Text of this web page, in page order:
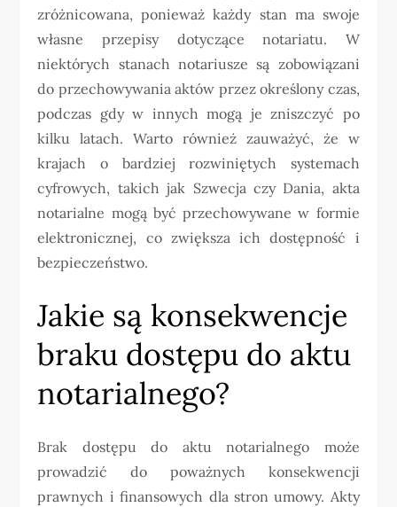
zróżnicowana, ponieważ każdy stan ma swoje
własne przepisy dotyczące notariatu. W
niektórych stanach notariusze są zobowiązani
do przechowywania aktów przez określony czas,
podczas gdy w innych mogą je zniszczyć po
kilku latach. Warto również zauważyć, że w
krajach o bardziej rozwiniętych systemach
cyfrowych, takich jak Szwecja czy Dania, akta
notarialne mogą być przechowywane w formie
elektronicznej, co zwiększa ich dostępność i
bezpieczeństwo.
Jakie są konsekwencje
braku dostępu do aktu
notarialnego?
Brak dostępu do aktu notarialnego może
prowadzić do poważnych konsekwencji
prawnych i finansowych dla stron umowy. Akty